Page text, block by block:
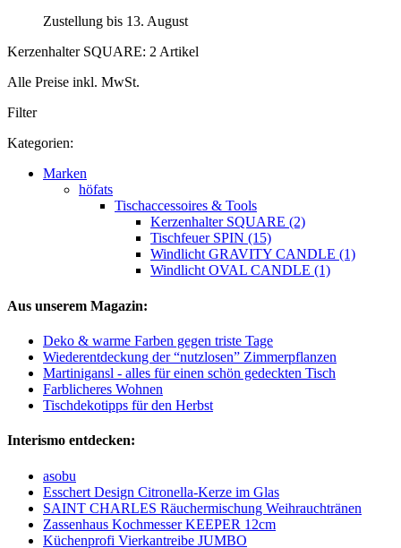
Zustellung bis 13. August
Kerzenhalter SQUARE: 2 Artikel
Alle Preise inkl. MwSt.
Filter
Kategorien:
Marken
höfats
Tischaccessoires & Tools
Kerzenhalter SQUARE (2)
Tischfeuer SPIN (15)
Windlicht GRAVITY CANDLE (1)
Windlicht OVAL CANDLE (1)
Aus unserem Magazin:
Deko & warme Farben gegen triste Tage
Wiederentdeckung der “nutzlosen” Zimmerpflanzen
Martinigansl - alles für einen schön gedeckten Tisch
Farblicheres Wohnen
Tischdekotipps für den Herbst
Interismo entdecken:
asobu
Esschert Design Citronella-Kerze im Glas
SAINT CHARLES Räuchermischung Weihrauchtränen
Zassenhaus Kochmesser KEEPER 12cm
Küchenprofi Vierkantreibe JUMBO